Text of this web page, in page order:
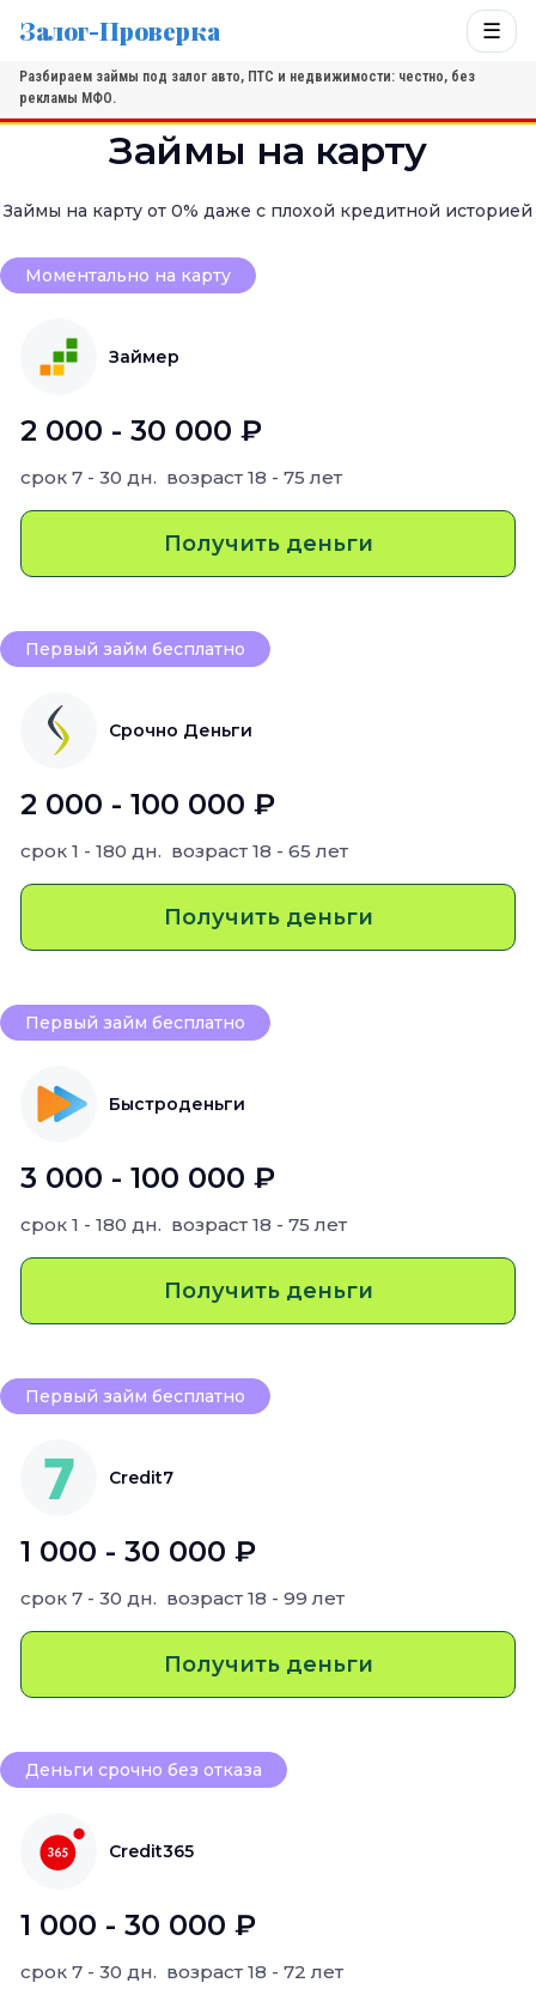
Залог-Проверка ☰
Разбираем займы под залог авто, ПТС и недвижимости: честно, без
рекламы МФО.
Займы на карту
Займы на карту от 0% даже с плохой кредитной историей
Моментально на карту
Займер
2 000 - 30 000 ₽
срок 7 - 30 дн. возраст 18 - 75 лет
Получить деньги
Первый займ бесплатно
Срочно Деньги
2 000 - 100 000 ₽
срок 1 - 180 дн. возраст 18 - 65 лет
Получить деньги
Первый займ бесплатно
Быстроденьги
3 000 - 100 000 ₽
срок 1 - 180 дн. возраст 18 - 75 лет
Получить деньги
Первый займ бесплатно
Credit7
1 000 - 30 000 ₽
срок 7 - 30 дн. возраст 18 - 99 лет
Получить деньги
Деньги срочно без отказа
Credit365
1 000 - 30 000 ₽
срок 7 - 30 дн. возраст 18 - 72 лет